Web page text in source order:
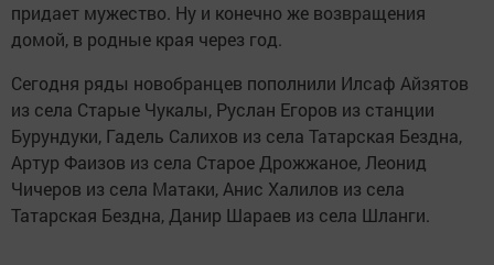
придает мужество. Ну и конечно же возвращения
домой, в родные края через год.
Сегодня ряды новобранцев пополнили Илсаф Айзятов
из села Старые Чукалы, Руслан Егоров из станции
Бурундуки, Гадель Салихов из села Татарская Бездна,
Артур Фаизов из села Старое Дрожжаное, Леонид
Чичеров из села Матаки, Анис Халилов из села
Татарская Бездна, Данир Шараев из села Шланги.